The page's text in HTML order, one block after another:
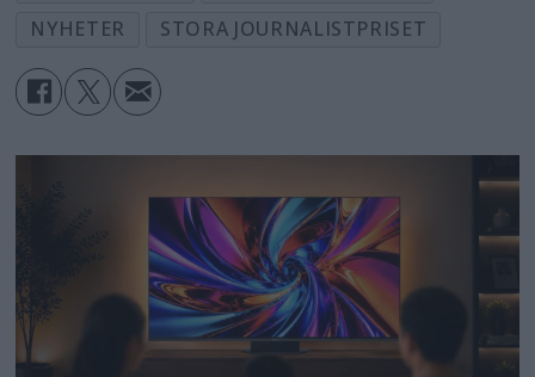
NYHETER
STORA JOURNALISTPRISET